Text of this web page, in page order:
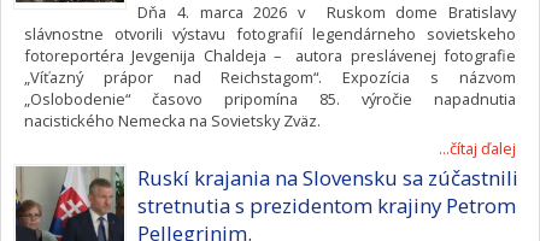
Dňa 4. marca 2026 v Ruskom dome Bratislavy
slávnostne otvorili výstavu fotografií legendárneho sovietskeho
fotoreportéra Jevgenija Chaldeja – autora preslávenej fotografie
„Víťazný prápor nad Reichstagom“. Expozícia s názvom
„Oslobodenie“ časovo pripomína 85. výročie napadnutia
nacistického Nemecka na Sovietsky Zväz.
...čítaj ďalej
Ruskí krajania na Slovensku sa zúčastnili
stretnutia s prezidentom krajiny Petrom
Pellegrinim.